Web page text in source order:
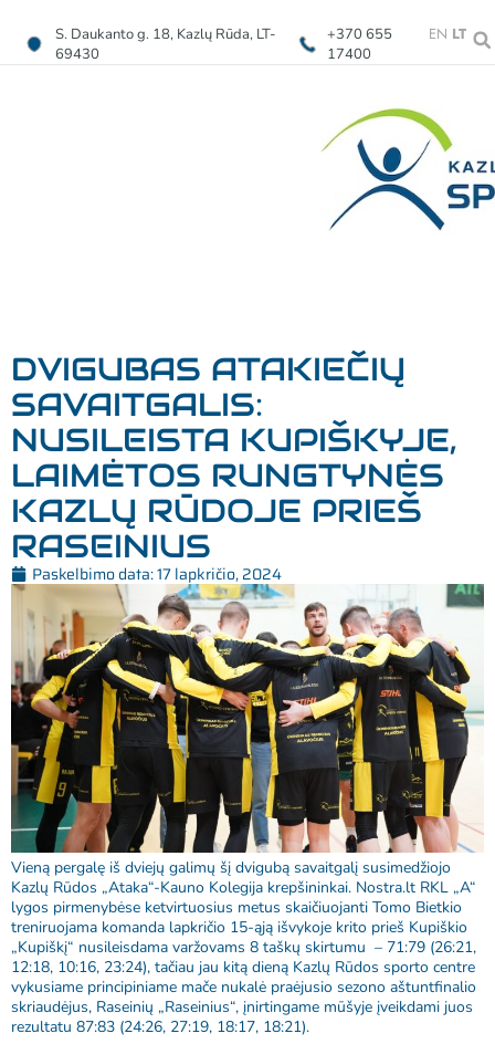
S. Daukanto g. 18, Kazlų Rūda, LT-
69430
+370 655
17400
EN LT
DVIGUBAS ATAKIEČIŲ
SAVAITGALIS:
NUSILEISTA KUPIŠKYJE,
LAIMĖTOS RUNGTYNĖS
KAZLŲ RŪDOJE PRIEŠ
RASEINIUS
Paskelbimo data:17 lapkričio, 2024
Vieną pergalę iš dviejų galimų šį dvigubą savaitgalį susimedžiojo
Kazlų Rūdos „Ataka“-Kauno Kolegija krepšininkai. Nostra.lt RKL „A“
lygos pirmenybėse ketvirtuosius metus skaičiuojanti Tomo Bietkio
treniruojama komanda lapkričio 15-ąją išvykoje krito prieš Kupiškio
„Kupiškį“ nusileisdama varžovams 8 taškų skirtumu – 71:79 (26:21,
12:18, 10:16, 23:24), tačiau jau kitą dieną Kazlų Rūdos sporto centre
vykusiame principiniame mače nukalė praėjusio sezono aštuntfinalio
skriaudėjus, Raseinių „Raseinius“, įnirtingame mūšyje įveikdami juos
rezultatu 87:83 (24:26, 27:19, 18:17, 18:21).